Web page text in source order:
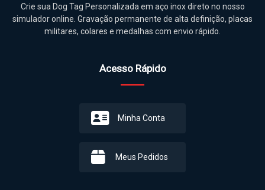
Crie sua Dog Tag Personalizada em aço inox direto no nosso
simulador online. Gravação permanente de alta definição, placas
militares, colares e medalhas com envio rápido.
Acesso Rápido
Minha Conta
Meus Pedidos